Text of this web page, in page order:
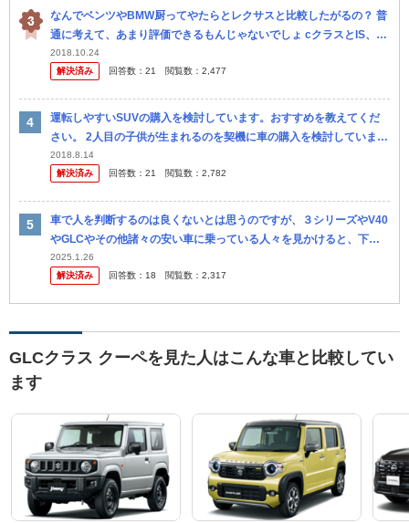
なんでベンツやBMW厨ってやたらとレクサスと比較したがるの？ 普
通に考えて、あまり評価できるもんじゃないでしょ cクラスとIS、Ｅ
クラスとGS、GLCとNX、GLEとRX、SとLSとかなのかな ...
2018.10.24
解決済み
回答数： 21 閲覧数： 2,477
運転しやすいSUVの購入を検討しています。おすすめを教えてくだ
さい。 2人目の子供が生まれるのを契機に車の購入を検討していま
す。自分も妻も背が高いので、子供を乗せやすいSUVを検討してい
ます。 当初
2018.8.14
解決済み
回答数： 21 閲覧数： 2,782
車で人を判断するのは良くないとは思うのですが、３シリーズやV40
やGLCやその他諸々の安い車に乗っている人々を見かけると、下々
の者どもよ、頑張ってるかい？というような気持ちになります。 か
つては...
2025.1.26
解決済み
回答数： 18 閲覧数： 2,317
GLCクラス クーペを見た人はこんな車と比較してい
ます